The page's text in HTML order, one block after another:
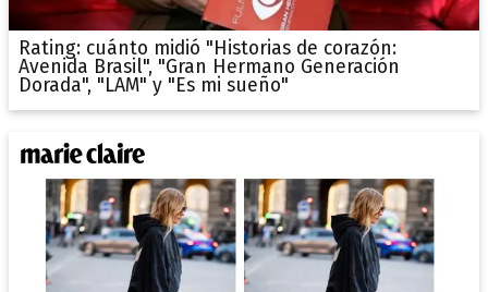
Rating: cuánto midió "Historias de corazón:
Avenida Brasil", "Gran Hermano Generación
Dorada", "LAM" y "Es mi sueño"